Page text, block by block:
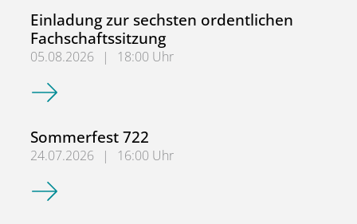
Einladung zur sechsten ordentlichen
Fachschaftssitzung
05.08.2026 |
18:00 Uhr
Einladung zur sechsten ordentlichen Fachschaftssitzung
Sommerfest 722
24.07.2026 |
16:00 Uhr
Sommerfest 722